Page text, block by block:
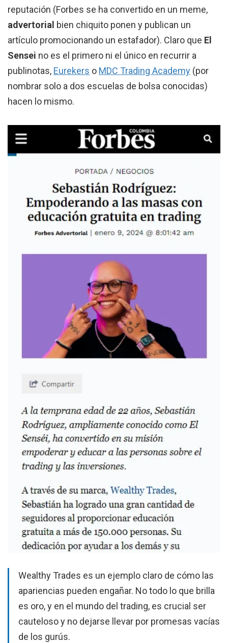
reputación (Forbes se ha convertido en un meme,
advertorial bien chiquito ponen y publican un
artículo promocionando un estafador). Claro que El
Sensei no es el primero ni el único en recurrir a
publinotas, Eurekers o MDC Trading Academy (por
nombrar solo a dos escuelas de bolsa conocidas)
hacen lo mismo.
Wealthy Trades es un ejemplo claro de cómo las
apariencias pueden engañar. No todo lo que brilla
es oro, y en el mundo del trading, es crucial ser
cauteloso y no dejarse llevar por promesas vacías
de los gurús.